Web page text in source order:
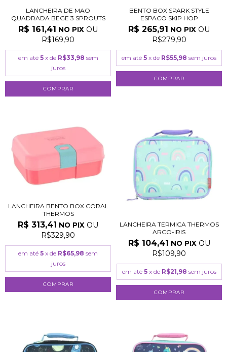
LANCHEIRA DE MAO
QUADRADA BEGE 3 SPROUTS
R$ 161,41 NO PIX OU
R$169,90
em até 5 x de R$33,98 sem
juros
BENTO BOX SPARK STYLE
ESPACO SKIP HOP
R$ 265,91 NO PIX OU
R$279,90
em até 5 x de R$55,98 sem juros
LANCHEIRA BENTO BOX CORAL
THERMOS
R$ 313,41 NO PIX OU
R$329,90
em até 5 x de R$65,98 sem
juros
LANCHEIRA TERMICA THERMOS
ARCO-IRIS
R$ 104,41 NO PIX OU
R$109,90
em até 5 x de R$21,98 sem juros